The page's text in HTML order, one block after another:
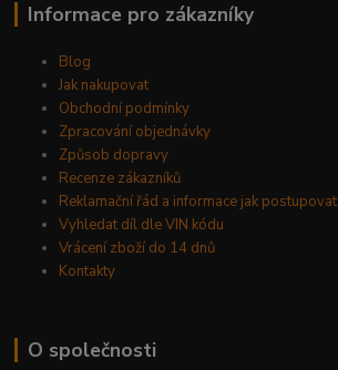
Informace pro zákazníky
Blog
Jak nakupovat
Obchodní podmínky
Zpracování objednávky
Způsob dopravy
Recenze zákazníků
Reklamační řád a informace jak postupovat
Vyhledat díl dle VIN kódu
Vrácení zboží do 14 dnů
Kontakty
O společnosti